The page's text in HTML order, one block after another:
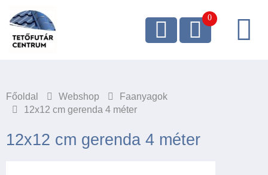
Főoldal Webshop
Faanyagok
12x12 cm gerenda 4 méter
12x12 cm gerenda 4 méter